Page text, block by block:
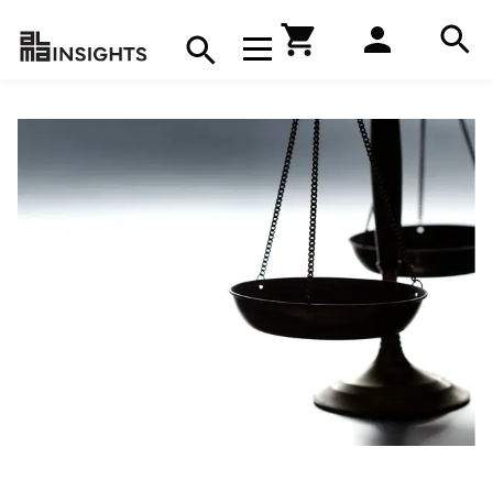
Avaa navigaatio
Hae